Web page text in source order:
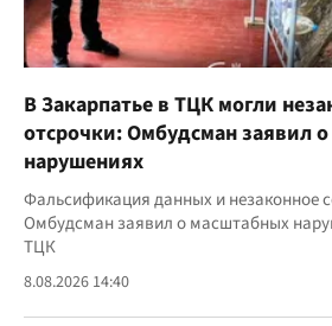
В Закарпатье в ТЦК могли
отсрочки: Омбудсман заявил
нарушениях
Фальсификация данных и незаконное
Омбудсман заявил о масштабных
ТЦК
8.08.2026 14:40